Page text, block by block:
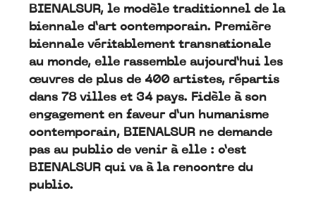
BIENALSUR, le modèle traditionnel de la
biennale d’art contemporain. Première
biennale véritablement transnationale
au monde, elle rassemble aujourd’hui les
œuvres de plus de 400 artistes, répartis
dans 78 villes et 34 pays. Fidèle à son
engagement en faveur d’un humanisme
contemporain, BIENALSUR ne demande
pas au public de venir à elle : c’est
BIENALSUR qui va à la rencontre du
public.